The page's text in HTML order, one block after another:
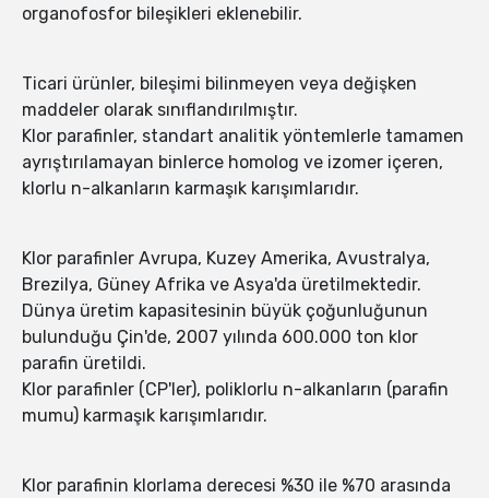
organofosfor bileşikleri eklenebilir.
Ticari ürünler, bileşimi bilinmeyen veya değişken
maddeler olarak sınıflandırılmıştır.
Klor parafinler, standart analitik yöntemlerle tamamen
ayrıştırılamayan binlerce homolog ve izomer içeren,
klorlu n-alkanların karmaşık karışımlarıdır.
Klor parafinler Avrupa, Kuzey Amerika, Avustralya,
Brezilya, Güney Afrika ve Asya'da üretilmektedir.
Dünya üretim kapasitesinin büyük çoğunluğunun
bulunduğu Çin'de, 2007 yılında 600.000 ton klor
parafin üretildi.
Klor parafinler (CP'ler), poliklorlu n-alkanların (parafin
mumu) karmaşık karışımlarıdır.
Klor parafinin klorlama derecesi %30 ile %70 arasında